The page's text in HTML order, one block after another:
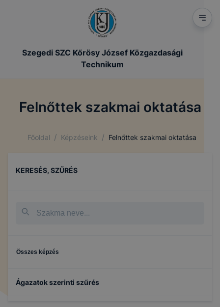
Szegedi SZC Kőrösy József Közgazdasági
Technikum
Felnőttek szakmai oktatása
Főoldal / Képzéseink / Felnőttek szakmai oktatása
KERESÉS, SZŰRÉS
Összes képzés
Ágazatok szerinti szűrés